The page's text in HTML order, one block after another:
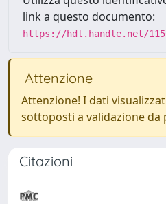
link a questo documento:
https://hdl.handle.net/
Attenzione
Attenzione! I dati
sottoposti a validazione da
Citazioni